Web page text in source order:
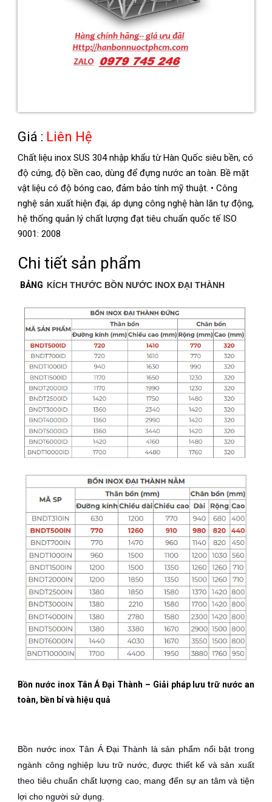
Giá : Liên Hệ
Chất liệu inox SUS 304 nhập khẩu từ Hàn Quốc siêu bền, có
độ cứng, độ bền cao, dùng để đựng nước an toàn. Bề mặt
vật liệu có độ bóng cao, đảm bảo tính mỹ thuật. • Công
nghệ sản xuất hiện đại, áp dụng công nghệ hàn lăn tự động,
hệ thống quản lý chất lượng đạt tiêu chuẩn quốc tế ISO
9001: 2008
Chi tiết sản phẩm
BẢNG KÍCH THƯỚC BỒN NƯỚC INOX ĐẠI THÀNH
Bồn nước inox Tân Á Đại Thành – Giải pháp lưu trữ nước an
toàn, bền bỉ và hiệu quả
Bồn nước inox Tân Á Đại Thành là sản phẩm nổi bật trong
ngành công nghiệp lưu trữ nước, được thiết kế và sản xuất
theo tiêu chuẩn chất lượng cao, mang đến sự an tâm và tiện
lợi cho người sử dụng.